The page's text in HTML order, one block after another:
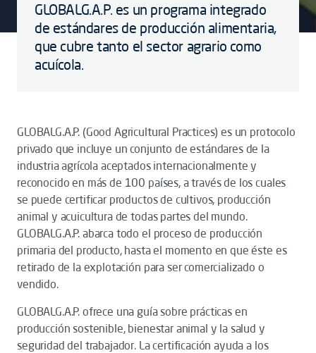
GLOBALG.A.P. es un programa integrado
de estándares de producción alimentaria,
que cubre tanto el sector agrario como
acuícola.
GLOBALG.A.P. (Good Agricultural Practices) es un protocolo
privado que incluye un conjunto de estándares de la
industria agrícola aceptados internacionalmente y
reconocido en más de 100 países, a través de los cuales
se puede certificar productos de cultivos, producción
animal y acuicultura de todas partes del mundo.
GLOBALG.A.P. abarca todo el proceso de producción
primaria del producto, hasta el momento en que éste es
retirado de la explotación para ser comercializado o
vendido.
GLOBALG.A.P. ofrece una guía sobre prácticas en
producción sostenible, bienestar animal y la salud y
seguridad del trabajador. La certificación ayuda a los